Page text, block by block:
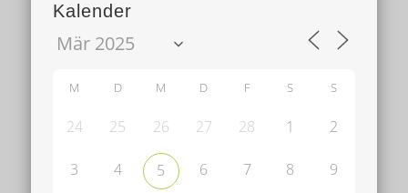
Kalender
M D M D F S S
24 25 26 27 28 1 2
3 4 5 6 7 8 9